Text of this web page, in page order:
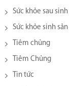
Sức khỏe sau sinh
Sức khỏe sinh sản
Tiêm chủng
Tiêm Chủng
Tin tức